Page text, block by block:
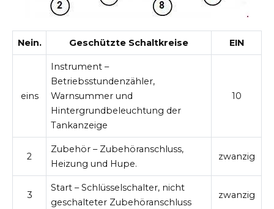
Nein. Geschützte Schaltkreise EIN
eins
Instrument –
Betriebsstundenzähler,
Warnsummer und
Hintergrundbeleuchtung der
Tankanzeige
10
2
Zubehör – Zubehöranschluss,
Heizung und Hupe.
zwanzig
3
Start – Schlüsselschalter, nicht
geschalteter Zubehöranschluss
zwanzig